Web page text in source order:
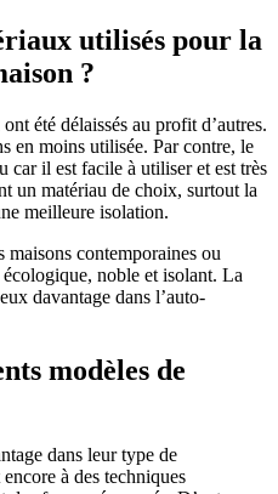
utilisés pour la
?
été délaissés au profit d’autres.
en moins utilisée. Par contre, le
car il est facile à utiliser et est très
un matériau de choix, surtout la
meilleure isolation.
contemporaines ou
noble et isolant. La
davantage dans l’auto-
modèles de
dans leur type de
à des techniques